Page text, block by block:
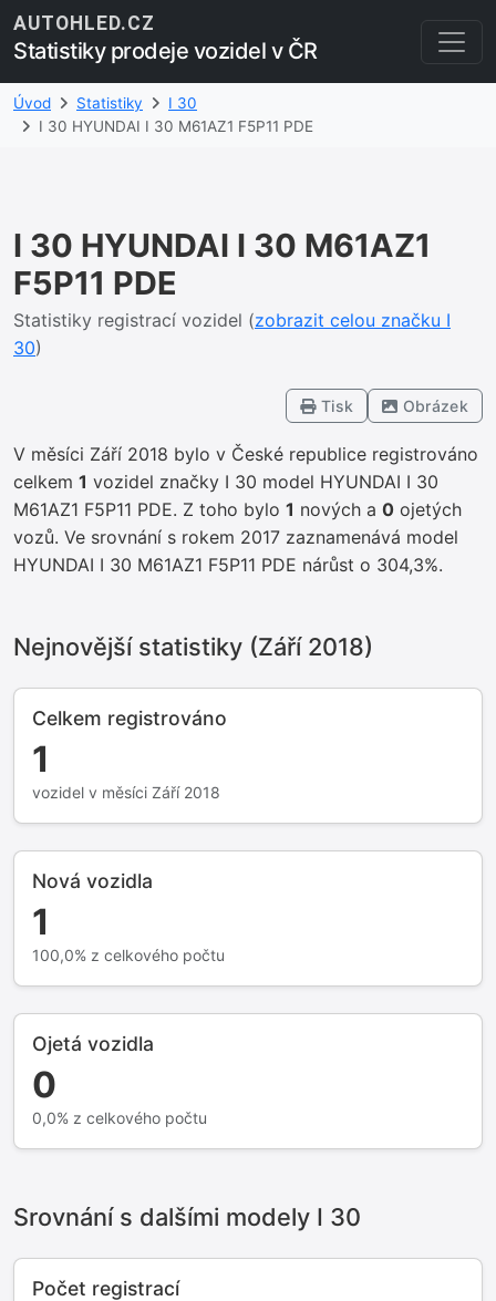
AUTOHLED.CZ
Statistiky prodeje vozidel v ČR
Úvod Statistiky
I 30
I 30 HYUNDAI I 30 M61AZ1 F5P11 PDE
I 30 HYUNDAI I 30 M61AZ1
F5P11 PDE
Statistiky registrací vozidel (zobrazit celou značku I
30)
Tisk Obrázek
V měsíci Září 2018 bylo v České republice registrováno
celkem 1 vozidel značky I 30 model HYUNDAI I 30
M61AZ1 F5P11 PDE. Z toho bylo 1 nových a 0 ojetých
vozů. Ve srovnání s rokem 2017 zaznamenává model
HYUNDAI I 30 M61AZ1 F5P11 PDE nárůst o 304,3%.
Nejnovější statistiky (Září 2018)
Celkem registrováno
1
vozidel v měsíci Září 2018
Nová vozidla
1
100,0% z celkového počtu
Ojetá vozidla
0
0,0% z celkového počtu
Srovnání s dalšími modely I 30
Počet registrací